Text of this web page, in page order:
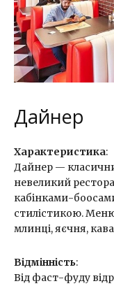
Дайнер
Характеристика:
Дайнер —
невеликий
кабінками-
стилістикою. Меню
млинці, яєчня,
Відмінність:
Від фаст-фуду